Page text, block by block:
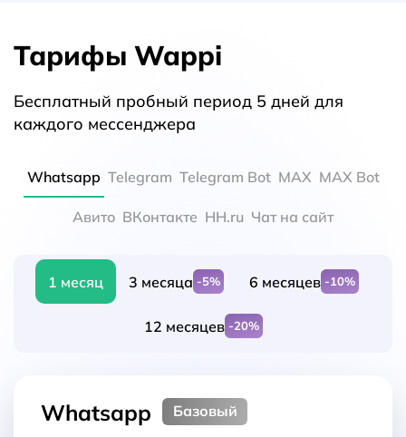
Тарифы Wappi
Бесплатный пробный период 5 дней для
каждого мессенджера
Whatsapp Telegram Telegram Bot MAX MAX Bot
Авито ВКонтакте HH.ru Чат на сайт
1 месяц 3 месяца -5% 6 месяцев -10%
12 месяцев -20%
Whatsapp Базовый